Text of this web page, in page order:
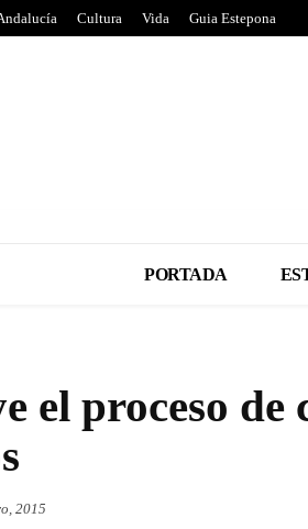
Cultura Vida Guia Estepona
PORTADA
el proceso
2015